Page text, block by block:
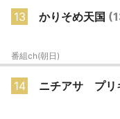
13 かりそめ天国
番組ch(朝日)
14 ニチアサ プリ